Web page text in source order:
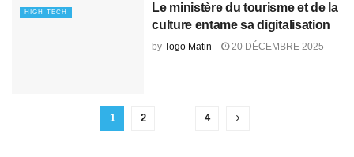
HIGH-TECH
Le ministère du tourisme et de la
culture entame sa digitalisation
by Togo Matin 20 DÉCEMBRE 2025
1 2 4